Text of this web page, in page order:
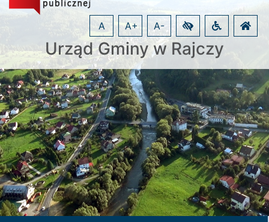
Urząd Gminy w Rajczy
A A+ A-